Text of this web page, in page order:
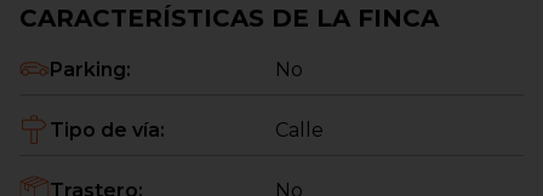
CARACTERÍSTICAS DE LA FINCA
Parking: No
Tipo de vía: Calle
Trastero: No